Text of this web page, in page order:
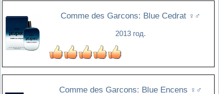
Comme des Garcons: Blue Cedrat ♀♂
2013 год.
Comme des Garcons: Blue Encens ♀♂